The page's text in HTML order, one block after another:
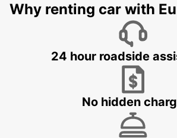
CASTELLANZA
Why renting car with
24 hour roadside
No hidden